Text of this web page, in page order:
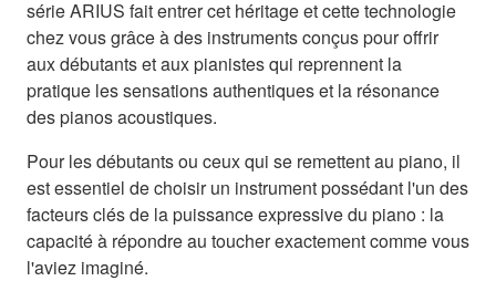
série ARIUS fait entrer cet héritage et cette technologie
chez vous grâce à des instruments conçus pour offrir
aux débutants et aux pianistes qui reprennent la
pratique les sensations authentiques et la résonance
des pianos acoustiques.
Pour les débutants ou ceux qui se remettent au piano, il
est essentiel de choisir un instrument possédant l'un des
facteurs clés de la puissance expressive du piano : la
capacité à répondre au toucher exactement comme vous
l'aviez imaginé.